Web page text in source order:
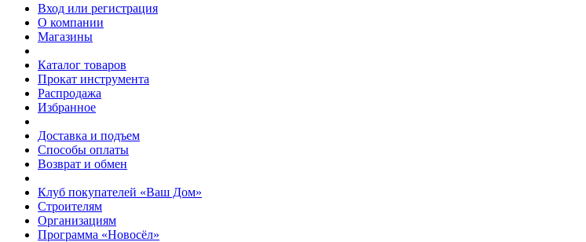
Вход или регистрация
О компании
Магазины
Каталог товаров
Прокат инструмента
Распродажа
Избранное
Доставка и подъем
Способы оплаты
Возврат и обмен
Клуб покупателей «Ваш Дом»
Строителям
Организациям
Программа «Новосёл»